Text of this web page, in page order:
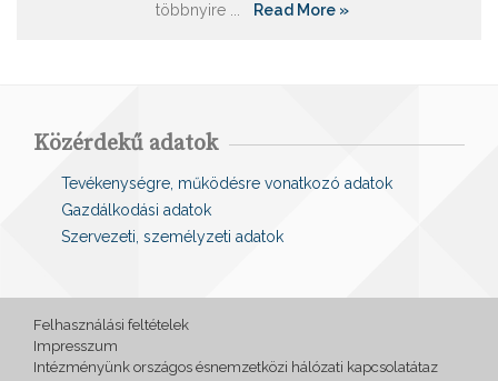
többnyire ...
Read More »
Közérdekű adatok
Tevékenységre, működésre vonatkozó adatok
Gazdálkodási adatok
Szervezeti, személyzeti adatok
Felhasználási feltételek
Impresszum
Intézményünk országos ésnemzetközi hálózati kapcsolatátaz